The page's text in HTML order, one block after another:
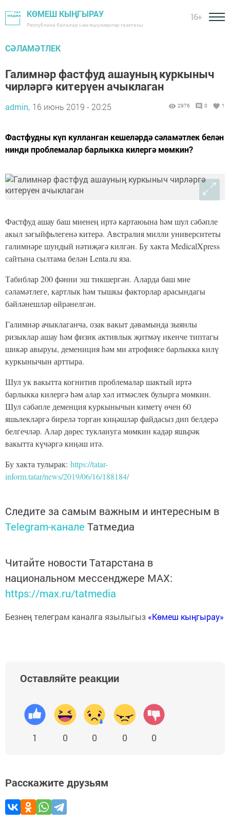
КӨМЕШ КЫҢГЫРАУ
Республика балалар һәм яшүсмерләр газетасы
16+
СӘЛАМӘТЛЕК
Галимнәр фастфуд ашауның куркыныч
чирләргә китерүен ачыклаган
admin, 16 июнь 2019 - 20:25 2976 0 1
Фастфудны күп кулланган кешеләрдә сәламәтлек белән
нинди проблемалар барлыкка килергә мөмкин?
Фастфуд ашау баш миенең иртә картаюына һәм шул сәбәпле
акыл зәгыйфьлегенә китерә. Австралия милли университеты
галимнәре шундый нәтиҗәгә килгән. Бу хакта MedicalXpress
сайтына сылтама белән Lenta.ru яза.
Табиблар 200 фәнни эш тикшергән. Аларда баш мие
сәламәтлеге, картлык һәм тышкы факторлар арасындагы
бәйләнешләр өйрәнелгән.
Галимнәр ачыклаганча, озак вакыт дәвамында зыянлы
ризыклар ашау һәм физик активлык җитмәү икенче типтагы
шикәр авыруы, демениция һәм ми атрофиясе барлыкка килү
куркынычын арттыра.
Шул ук вакытта когнитив проблемалар шактый иртә
барлыкка килергә һәм алар хәл итмәслек булырга мөмкин.
Шул сәбәпле деменция куркынычын киметү өчен 60
яшьлекләргә бирелә торган киңәшләр файдасыз дип белдерә
белгечләр. Алар дөрес туклануга мөмкин кадәр яшьрәк
вакытта күчәргә киңәш итә.
Бу хакта тулырак: https://tatar-
inform.tatar/news/2019/06/16/188184/
Следите за самым важным и интересным в
Telegram-канале Татмедиа
Читайте новости Татарстана в
национальном мессенджере MАХ:
https://max.ru/tatmedia
Безнең телеграм каналга язылыгыз «Көмеш кыңгырау»
Оставляйте реакции
1 0 0 0 0
Расскажите друзьям